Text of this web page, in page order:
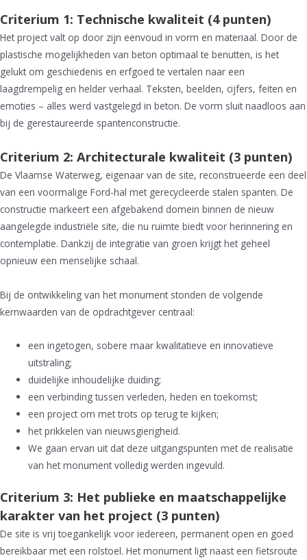
Criterium 1: Technische kwaliteit (4 punten)
Het project valt op door zijn eenvoud in vorm en materiaal. Door de
plastische mogelijkheden van beton optimaal te benutten, is het
gelukt om geschiedenis en erfgoed te vertalen naar een
laagdrempelig en helder verhaal. Teksten, beelden, cijfers, feiten en
emoties – alles werd vastgelegd in beton. De vorm sluit naadloos aan
bij de gerestaureerde spantenconstructie.
Criterium 2: Architecturale kwaliteit (3 punten)
De Vlaamse Waterweg, eigenaar van de site, reconstrueerde een deel
van een voormalige Ford-hal met gerecycleerde stalen spanten. De
constructie markeert een afgebakend domein binnen de nieuw
aangelegde industriële site, die nu ruimte biedt voor herinnering en
contemplatie. Dankzij de integratie van groen krijgt het geheel
opnieuw een menselijke schaal.
Bij de ontwikkeling van het monument stonden de volgende
kernwaarden van de opdrachtgever centraal:
een ingetogen, sobere maar kwalitatieve en innovatieve
uitstraling;
duidelijke inhoudelijke duiding;
een verbinding tussen verleden, heden en toekomst;
een project om met trots op terug te kijken;
het prikkelen van nieuwsgierigheid.
We gaan ervan uit dat deze uitgangspunten met de realisatie
van het monument volledig werden ingevuld.
Criterium 3: Het publieke en maatschappelijke
karakter van het project (3 punten)
De site is vrij toegankelijk voor iedereen, permanent open en goed
bereikbaar met een rolstoel. Het monument ligt naast een fietsroute